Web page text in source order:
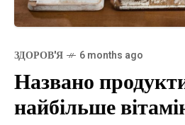
ЗДОРОВ'Я 6 months ago
Названо
найбільше